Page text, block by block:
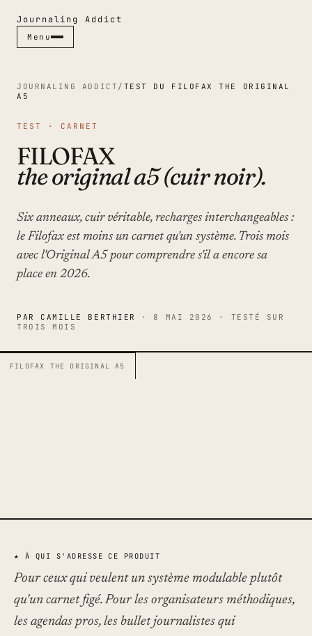
Journaling Addict
Menu
Menu Fermer ✕
RUBRIQUES
CARNETS
STYLOS
JOURNALING
GUIDES
CULTURE PAPIER
ESPACES
Glossaire
À propos
Manifeste
JOURNALING ADDICT / TEST DU FILOFAX THE ORIGINAL
A5
TEST · CARNET
FILOFAX
the original a5 (cuir noir).
Six anneaux, cuir véritable, recharges interchangeables :
le Filofax est moins un carnet qu'un système. Trois mois
avec l'Original A5 pour comprendre s'il a encore sa
place en 2026.
PAR CAMILLE BERTHIER · 8 MAI 2026 ·
TESTÉ SUR
TROIS MOIS
FILOFAX THE ORIGINAL A5
★ À QUI S'ADRESSE CE PRODUIT
Pour ceux qui veulent un système modulable plutôt
qu'un carnet figé. Pour les organisateurs méthodiques,
les agendas pros, les bullet journalistes qui